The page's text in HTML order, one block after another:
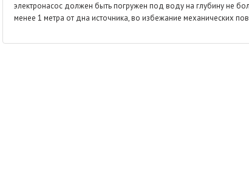
электронасос должен быть погружен под воду на глубину не
менее 1 метра от дна источника, во избежание механических